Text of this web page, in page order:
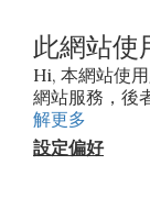
此網站使
Hi, 本網站使
網站服務，後
解更多
設定偏好
花語週報
媒體報導
獲獎＆認證
小花苗實習生歷